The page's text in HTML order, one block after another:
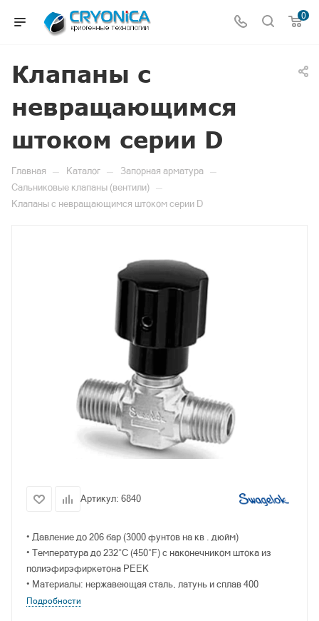
0
Клапаны с
невращающимся
штоком серии D
Главная — Каталог — Запорная арматура —
Сальниковые клапаны (вентили) —
Клапаны с невращающимся штоком серии D
Артикул: 6840
• Давление до 206 бар (3000 фунтов на кв . дюйм)
• Температура до 232°C (450°F) с наконечником штока из
полиэфирэфиркетона PEEK
• Материалы: нержавеющая сталь, латунь и сплав 400
Подробности